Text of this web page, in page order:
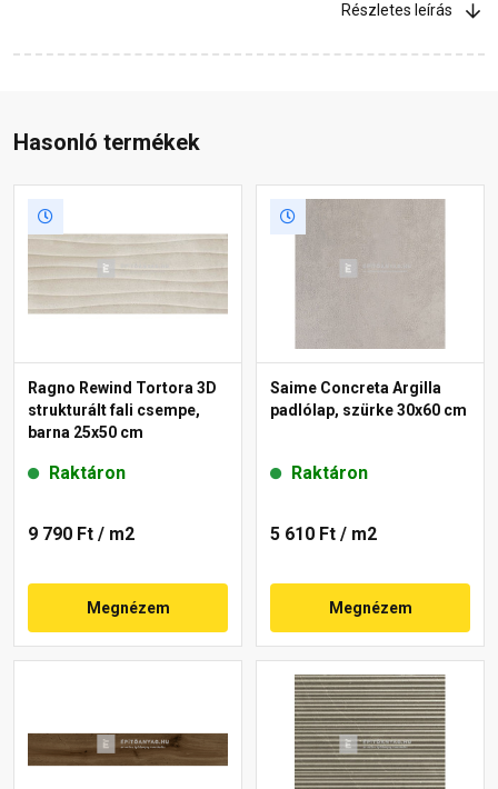
Részletes leírás
Hasonló termékek
Ragno Rewind Tortora 3D
strukturált fali csempe,
barna 25x50 cm
Raktáron
9 790 Ft / m2
Megnézem
Saime Concreta Argilla
padlólap, szürke 30x60 cm
Raktáron
5 610 Ft / m2
Megnézem